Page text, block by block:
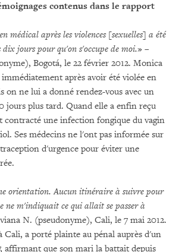
contenus dans le rapport
médical après les violences [sexuelles] a été
jours pour qu'on s'occupe de moi.» –
Bogotá, le 22 février 2012. Monica
après avoir été violée en
on ne lui a donné rendez-vous avec un
jours plus tard. Quand elle a enfin reçu
contracté une infection fongique du vagin
Ses médecins ne l'ont pas informée sur
d'urgence pour éviter une
orientation. Aucun itinéraire à suivre pour
ne m'indiquait ce qui allait se passer à
N. (pseudonyme), Cali, le 7 mai 2012.
Cali, a porté plainte au pénal auprès d'un
affirmant que son mari la battait depuis